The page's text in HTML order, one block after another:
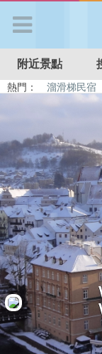
APP登入
搜尋景點
好康優惠
最新消息
最新留言
商家合作
附近景點
熱門： 溜滑梯民宿
親子住